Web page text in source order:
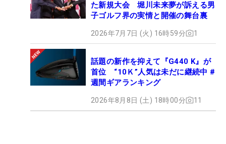
た新規大会 堀川未来夢が訴える男
子ゴルフ界の実情と開催の舞台裏
2026年7月7日 (火) 16時59分 1
話題の新作を抑えて『G440 K』が
首位 “10Ｋ”人気は未だに継続中 #
週間ギアランキング
2026年8月8日 (土) 18時00分 11